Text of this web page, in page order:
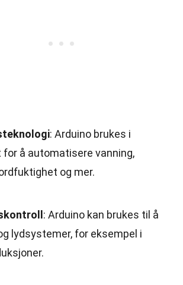
: Arduino brukes i
for å automatisere vanning,
og mer.
: Arduino kan brukes til å
lydsystemer, for eksempel i